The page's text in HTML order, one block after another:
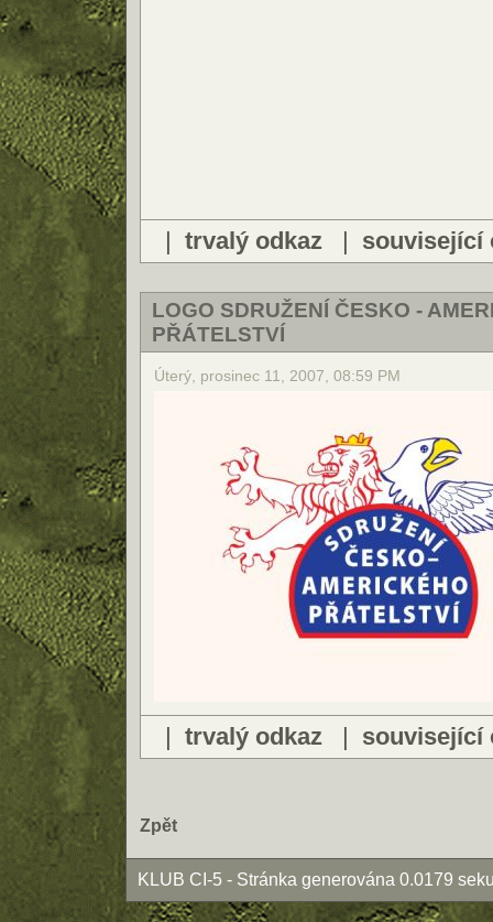
| trvalý odkaz | související
LOGO SDRUŽENÍ ČESKO -
PŘÁTELSTVÍ
Úterý, prosinec 11, 2007, 08:59 PM
| trvalý odkaz | související
Zpět
KLUB CI-5 - Stránka generována 0.0179